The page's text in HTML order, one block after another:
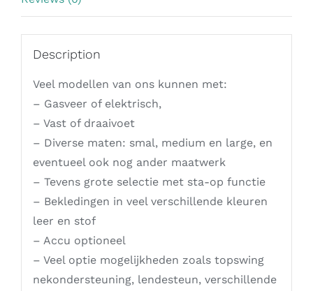
Description
Veel modellen van ons kunnen met:
– Gasveer of elektrisch,
– Vast of draaivoet
– Diverse maten: smal, medium en large, en
eventueel ook nog ander maatwerk
– Tevens grote selectie met sta-op functie
– Bekledingen in veel verschillende kleuren
leer en stof
– Accu optioneel
– Veel optie mogelijkheden zoals topswing
nekondersteuning, lendesteun, verschillende